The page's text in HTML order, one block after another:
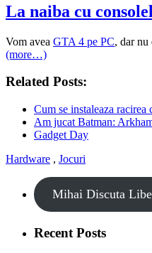
La naiba cu
Vom avea GTA 4 pe PC, dar nu
(more…)
Related Posts:
Cum se instaleaza
Am jucat Batman:
Gadget Day
Hardware , Jocuri
Mihai Discuta
Recent Posts